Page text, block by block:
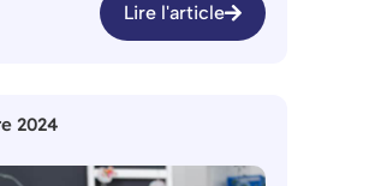
Lire l'article
2024